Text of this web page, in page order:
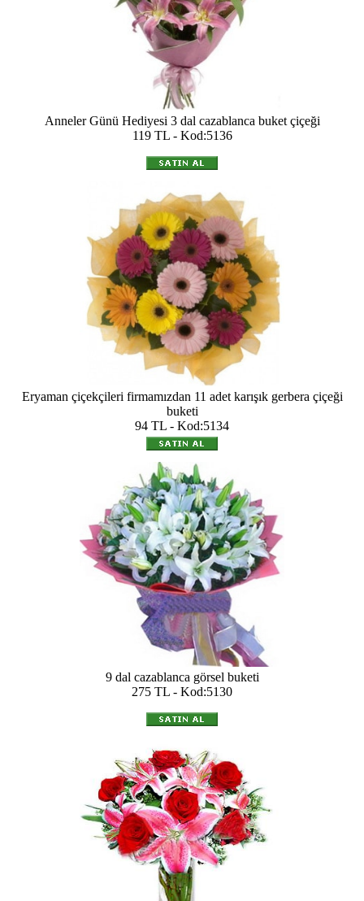
Anneler Günü Hediyesi 3 dal cazablanca buket çiçeği
119 TL - Kod:5136
Eryaman çiçekçileri firmamızdan 11 adet karışık gerbera çiçeği
buketi
94 TL - Kod:5134
9 dal cazablanca görsel buketi
275 TL - Kod:5130